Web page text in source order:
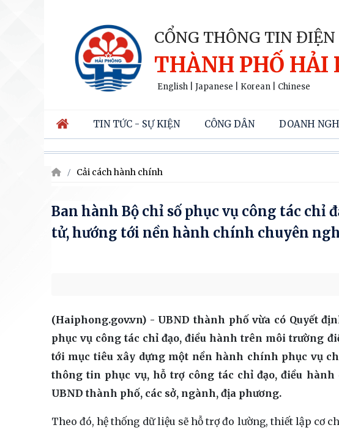
CỔNG THÔNG TIN
THÀNH PHỐ HẢI
English Japanese Korean Chinese
TIN TỨC - SỰ KIỆN CÔNG DÂN DOANH
Cải cách hành chính
Ban hành Bộ chỉ số phục vụ công tác chỉ
tử, hướng tới nền hành chính chuyên
(Haiphong.gov.vn) - UBND thành phố vừa có Quyết
phục vụ công tác chỉ đạo, điều hành trên môi trường
tới mục tiêu xây dựng một nền hành chính phục vụ
thông tin phục vụ, hỗ trợ công tác chỉ đạo, điều
UBND thành phố, các sở, ngành, địa phương.
Theo đó, hệ thống dữ liệu sẽ hỗ trợ đo lường, thiết lập cơ